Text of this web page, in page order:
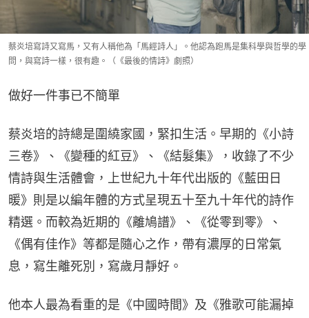
蔡炎培寫詩又寫馬，又有人稱他為「馬經詩人」。他認為跑馬是集科學與哲學的學
問，與寫詩一樣，很有趣。（《最後的情詩》劇照）
做好一件事已不簡單
蔡炎培的詩總是圍繞家國，緊扣生活。早期的《小詩
三卷》、《變種的紅豆》、《結髮集》，收錄了不少
情詩與生活體會，上世紀九十年代出版的《藍田日
暖》則是以編年體的方式呈現五十至九十年代的詩作
精選。而較為近期的《離鳩譜》、《從零到零》、
《偶有佳作》等都是隨心之作，帶有濃厚的日常氣
息，寫生離死別，寫歲月靜好。
他本人最為看重的是《中國時間》及《雅歌可能漏掉